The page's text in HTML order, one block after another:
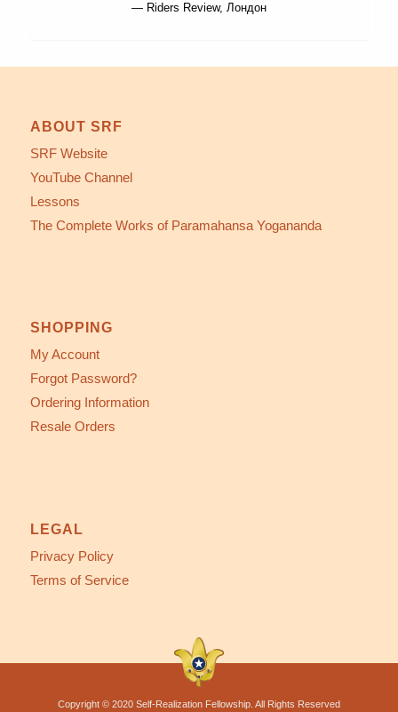
— Riders Review, Лондон
ABOUT SRF
SRF Website
YouTube Channel
Lessons
The Complete Works of Paramahansa Yogananda
SHOPPING
My Account
Forgot Password?
Ordering Information
Resale Orders
LEGAL
Privacy Policy
Terms of Service
Copyright © 2020 Self-Realization Fellowship. All Rights Reserved